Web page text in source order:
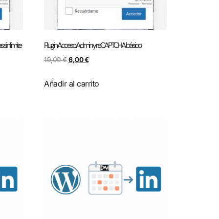
sin limite Plugin Acceso Admin y reCAPTCHA básico
19,00€ 6,00€
Añadir al carrito